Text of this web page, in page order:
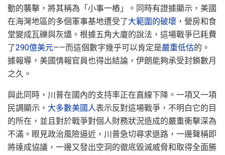
動的襲擊，將其稱為「小事一樁」。同時有證據顯示，美國
在海灣地區的多個軍事基地遭受了大範圍的破壞 ，營房和食
堂變成瓦礫與灰燼。根據五角大廈的說法，這場戰爭已耗費
了290億美元——而這個數字幾乎可以肯定是嚴重低估的。
據報導，美國情報官員也得出結論，伊朗能夠承受封鎖數月
之久。
與此同時，川普在國內的支持率正在直線下降。一項又一項
民調顯示， 大多數美國人表示反對這場戰爭，不明白它的目
的所在，並且對於戰爭對個人財務狀況造成的嚴重衝擊深為
不滿。眼見政治風險逼近，川普急切尋求退路，一邊聲稱即
將達成協議，一邊又發出空洞的徹底毀滅威脅和取得全面勝